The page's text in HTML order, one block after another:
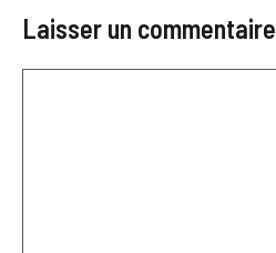
Laisser un commentaire